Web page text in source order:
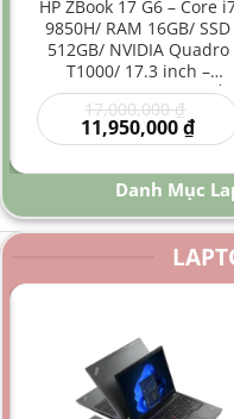
HP ZBook 17 G6 – Core
9850H/ RAM 16GB/ SSD
512GB/ NVIDIA Quadro
T1000/ 17.3 inch –
Laptop Workstation Đồ
Họa Kỹ Thuật Màn Hình
Lớn
17,000,000₫
gốc
là:
11,950,000₫Giá
hiện
là:
₫.
Danh Mục